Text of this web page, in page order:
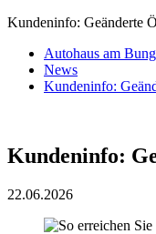
Kundeninfo: Geänderte
Autohaus am
News
Kundeninfo:
Kundeninfo:
22.06.2026